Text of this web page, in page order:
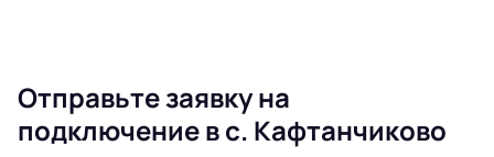
Отправьте заявку на
подключение в с. Кафтанчиково